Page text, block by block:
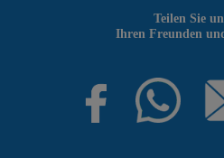
Teilen Sie
Ihren Freunden